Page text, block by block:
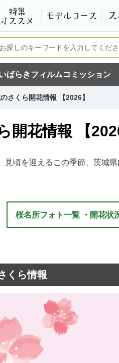
ばらきフィルムコミッション
さくら開花情報 【2026】
開花情報 【
見頃を迎えるこの季節、茨城
桜名所フォト一覧 ・開花状
くら情報